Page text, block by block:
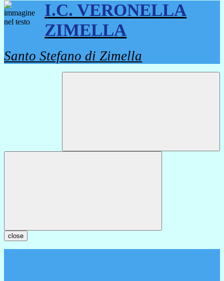
I.C. VERONELLA
ZIMELLA
Santo Stefano di Zimella
close